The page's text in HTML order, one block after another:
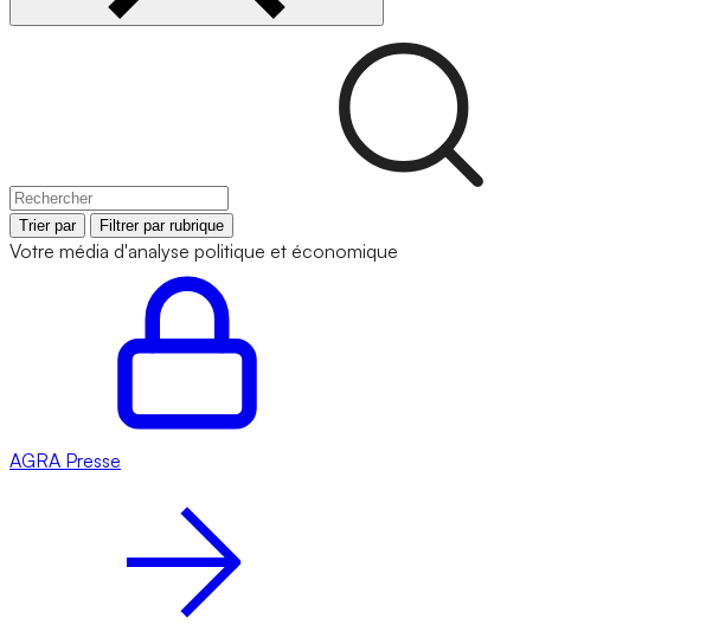
Trier par Filtrer par rubrique
Votre média d'analyse politique et économique
AGRA Presse